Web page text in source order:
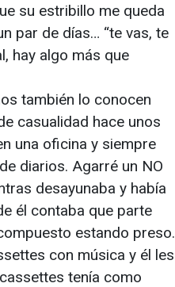
su estribillo me queda
par de días… “te vas, te
hay algo más que
también lo conocen
casualidad hace unos
una oficina y siempre
diarios. Agarré un NO
desayunaba y había
él contaba que parte
estando preso.
con música y él les
tenía como